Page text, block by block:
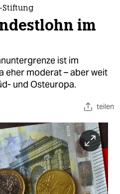
Stiftung
im
ist im
eher moderat – aber weit
und Osteuropa.
teilen